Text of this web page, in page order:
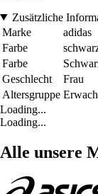
Zusätzliche
Marke
adidas
Farbe
Farbe
Geschlecht
Frau
Altersgruppe
Loading...
Loading...
Alle unsere